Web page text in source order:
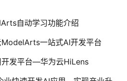
自动学习功能介绍
一站式AI开发平台
开发平台—华为云HiLens